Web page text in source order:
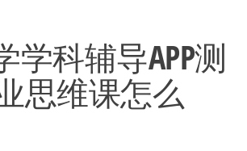
学科辅导APP测
思维课怎么